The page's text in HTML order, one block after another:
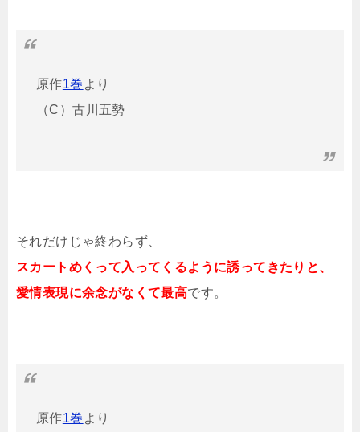
原作1巻 より
（C）古川五勢
それだけじゃ終わらず、
スカートめくって入ってくるように誘ってきたりと、
愛情表現に余念がなくて最高です。
原作1巻 より